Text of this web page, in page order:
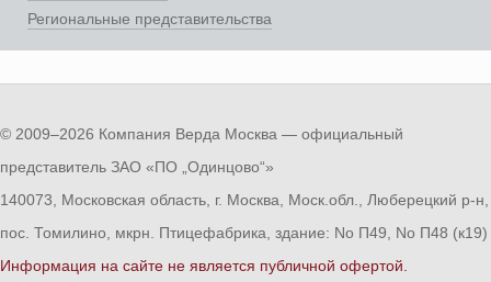
Региональные представительства
© 2009–2026 Компания Верда Москва — официальный
представитель ЗАО «ПО „Одинцово“»
140073, Московская область, г. Москва, Моск.обл., Люберецкий р-н,
пос. Томилино, мкрн. Птицефабрика, здание: No П49, No П48 (к19)
Информация на сайте не является публичной офертой.